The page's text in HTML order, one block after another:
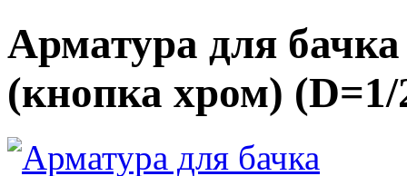
Арматура для
(кнопка хром) (D=1/